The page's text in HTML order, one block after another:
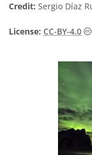
Credit: Sergio Díaz
License: CC-BY-4.0